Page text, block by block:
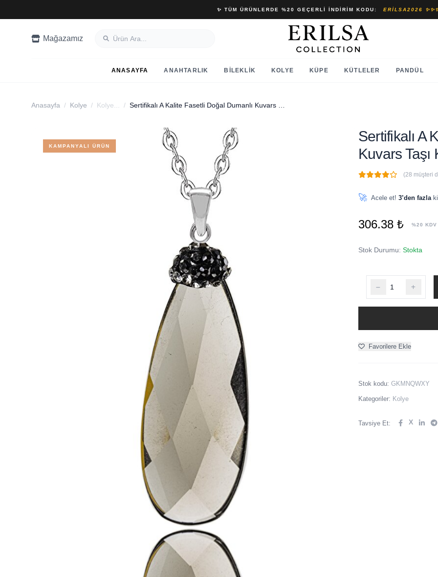
✨ TÜM ÜRÜNLERDE %20 GEÇERLI İNDIRIM KODU: ERILSA2026
Mağazamız
ANASAYFA ANAHTARLIK BILEKLIK KOLYE KÜPE KÜTLELER PANDÜL
Anasayfa / Kolye / Kolye... /
KAMPANYALI ÜRÜN
Sertifikalı A
Kuvars Taşı
(28 müşteri
🚀 Acele et! 3’den fazla
306.38 ₺ %20 KDV
Stok Durumu: Stokta
Favorilere Ekle
Stok kodu: GKMNQWXY
Kategoriler: Kolye
Tavsiye Et: X